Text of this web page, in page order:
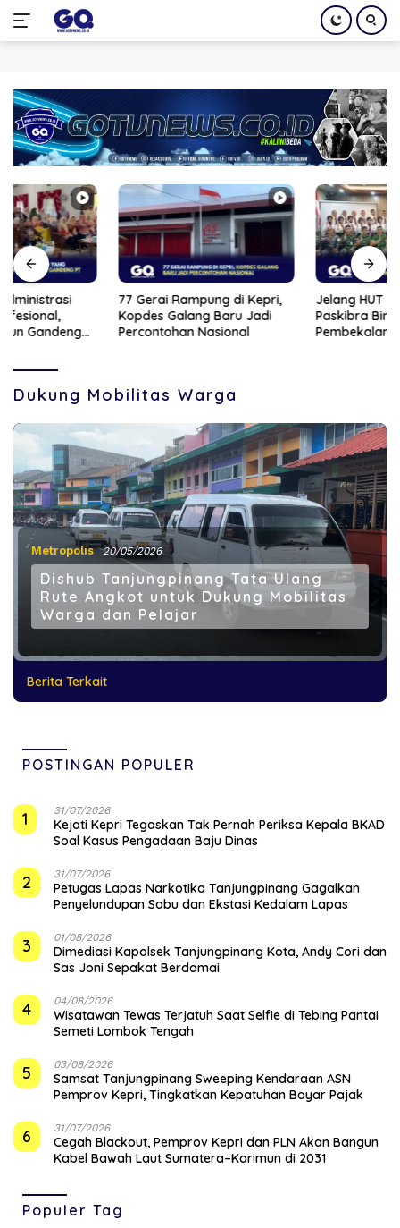
konten
77 Gerai Rampung di Kepri,
Kopdes Galang Baru Jadi
Percontohan Nasional
Jelang HUT RI ke-81, 33 Calon
Paskibra Bintan Jalani
Pembekalan
Dukung Mobilitas Warga
Metropolis 20/05/2026
Dishub Tanjungpinang Tata Ulang
Rute Angkot untuk Dukung Mobilitas
Warga dan Pelajar
Berita Terkait
POSTINGAN POPULER
1 31/07/2026
Kejati Kepri Tegaskan Tak Pernah Periksa Kepala BKAD
Soal Kasus Pengadaan Baju Dinas
2 31/07/2026
Petugas Lapas Narkotika Tanjungpinang Gagalkan
Penyelundupan Sabu dan Ekstasi Kedalam Lapas
3 01/08/2026
Dimediasi Kapolsek Tanjungpinang Kota, Andy Cori dan
Sas Joni Sepakat Berdamai
4 04/08/2026
Wisatawan Tewas Terjatuh Saat Selfie di Tebing Pantai
Semeti Lombok Tengah
5 03/08/2026
Samsat Tanjungpinang Sweeping Kendaraan ASN
Pemprov Kepri, Tingkatkan Kepatuhan Bayar Pajak
6 31/07/2026
Cegah Blackout, Pemprov Kepri dan PLN Akan Bangun
Kabel Bawah Laut Sumatera–Karimun di 2031
Populer Tag